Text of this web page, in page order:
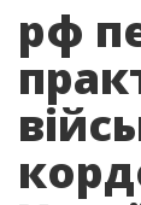
рф